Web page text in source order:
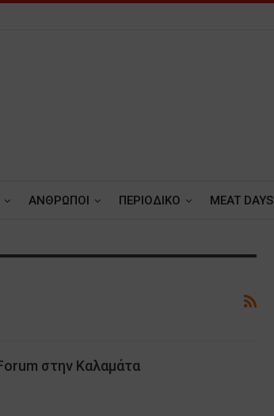
ΑΝΘΡΩΠΟΙ ΠΕΡΙΟΔΙΚΟ MEAT DAYS
στην Καλαμάτα